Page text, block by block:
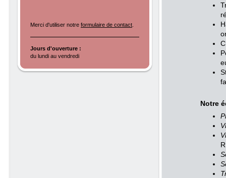
Notre
Merci d'utiliser notre formulaire de contact
Jours d'ouverture :
du lundi au vendredi